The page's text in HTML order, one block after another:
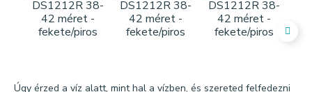
Úgy érzed a víz alatt, mint hal a vízben, és szereted felfedezni